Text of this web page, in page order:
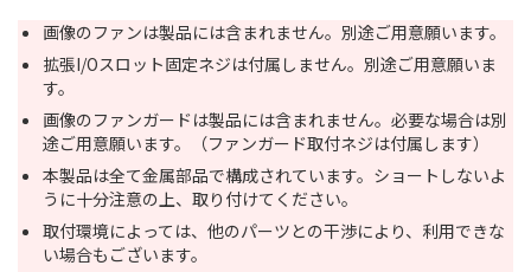
画像のファンは製品には含まれません。別途ご用意願います。
拡張I/Oスロット固定ネジは付属しません。別途ご用意願いま
す。
画像のファンガードは製品には含まれません。必要な場合は別
途ご用意願います。（ファンガード取付ネジは付属します）
本製品は全て金属部品で構成されています。ショートしないよ
うに十分注意の上、取り付けてください。
取付環境によっては、他のパーツとの干渉により、利用できな
い場合もございます。